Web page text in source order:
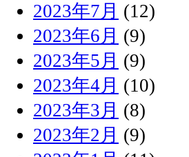
2023年7月 (12)
2023年6月 (9)
2023年5月 (9)
2023年4月 (10)
2023年3月 (8)
2023年2月 (9)